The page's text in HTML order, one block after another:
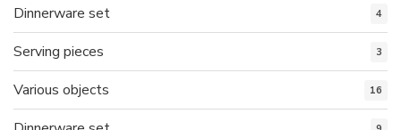
Dinnerware set 4
Serving pieces 3
Various objects 16